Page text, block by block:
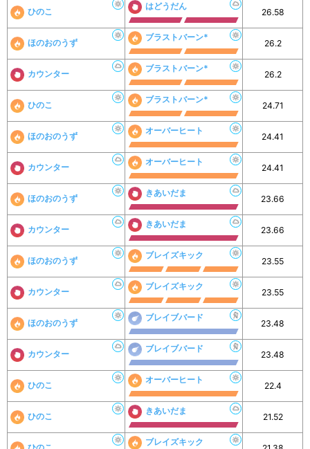
ひのこ
はどうだん
26.58
ほのおのうず
ブラストバーン*
26.2
カウンター
ブラストバーン*
26.2
ひのこ
ブラストバーン*
24.71
ほのおのうず
オーバーヒート
24.41
カウンター
オーバーヒート
24.41
ほのおのうず
きあいだま
23.66
カウンター
きあいだま
23.66
ほのおのうず
ブレイズキック
23.55
カウンター
ブレイズキック
23.55
ほのおのうず
ブレイブバード
23.48
カウンター
ブレイブバード
23.48
ひのこ
オーバーヒート
22.4
ひのこ
きあいだま
21.52
ブレイズキック